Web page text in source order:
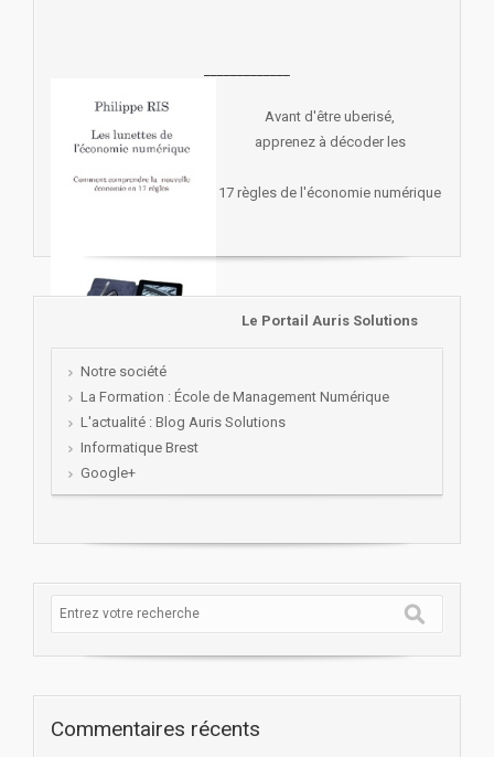
Avant d'être uberisé,
apprenez à décoder les
17 règles de l'économie numérique
Le Portail Auris Solutions
Notre société
La Formation : École de Management Numérique
L'actualité : Blog Auris Solutions
Informatique Brest
Google+
Commentaires récents